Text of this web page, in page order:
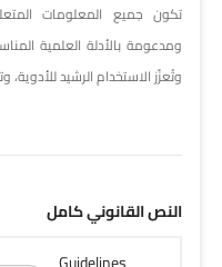
تكون جميع المعلومات
ومدعومة بالأدلة العلمية
وتُعزّز الاستخدام الرشيد
النص القانوني كامل